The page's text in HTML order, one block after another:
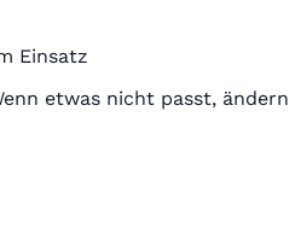
Einsatz
etwas nicht passt, ändern